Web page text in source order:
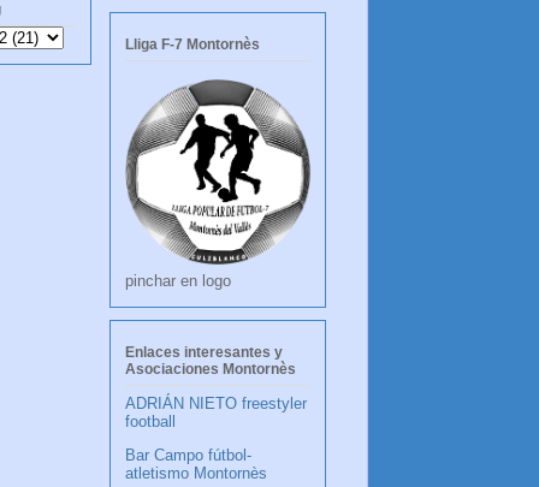
Lliga F-7 Montornès
pinchar en logo
Enlaces interesantes y
Asociaciones Montornès
ADRIÁN NIETO freestyler
football
Bar Campo fútbol-
atletismo Montornès